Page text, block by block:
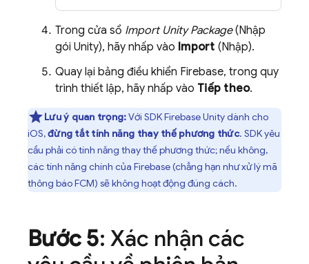
Trong cửa sổ Import Unity Package(Nhập
gói Unity), hãy nhấp vào Import (Nhập).
Quay lại bảng điều khiển Firebase, trong quy
trình thiết lập, hãy nhấp vào Tiếp theo.
Lưu ý quan trọng:Với SDKFirebaseUnitydành cho
iOS,đừng tắt tính năng thay thế phương thức. SDK yêu
cầu phải có tính năng thay thế phương thức; nếu không,
các tính năng chính của Firebase (chẳng hạn như xử lý mã
thông báoFCM) sẽ không hoạt động đúng cách.
Bước 5: Xác nhận các